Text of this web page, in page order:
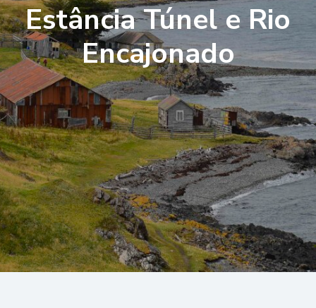
Estância Túnel e Rio
Encajonado